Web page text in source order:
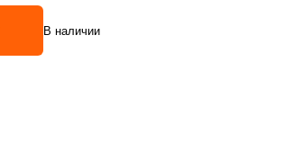
В наличии